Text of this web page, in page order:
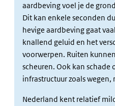
aardbeving voel je de
Dit kan enkele seconden
hevige aardbeving gaat
knallend geluid en het
voorwerpen. Ruiten
scheuren. Ook kan schade
infrastructuur zoals
Nederland kent relatief